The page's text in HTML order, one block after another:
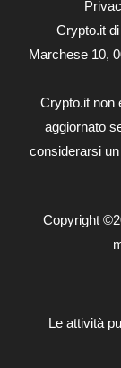
Crypto.it
Marchese 10,
Crypto.it non
aggiornato
considerarsi
Copyright
Le attività